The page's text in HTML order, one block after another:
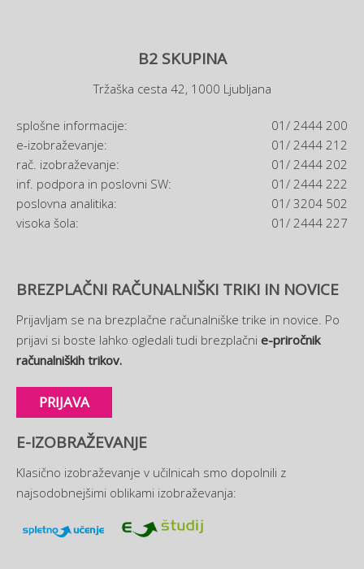
B2 SKUPINA
Tržaška cesta 42, 1000 Ljubljana
splošne informacije:
01/ 2444 200
e-izobraževanje:
01/ 2444 212
rač. izobraževanje:
01/ 2444 202
inf. podpora in poslovni SW:
01/ 2444 222
poslovna analitika:
01/ 3204 502
visoka šola:
01/ 2444 227
BREZPLAČNI RAČUNALNIŠKI TRIKI IN NOVICE
Prijavljam se na brezplačne računalniške trike in novice. Po
prijavi si boste lahko ogledali tudi brezplačni e-priročnik
računalniških trikov.
PRIJAVA
E-IZOBRAŽEVANJE
Klasično izobraževanje v učilnicah smo dopolnili z
najsodobnejšimi oblikami izobraževanja: